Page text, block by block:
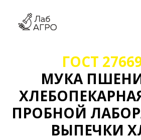
ГОСТ
МУКА
ПРОБНОЙ
ВЫПЕЧКИ